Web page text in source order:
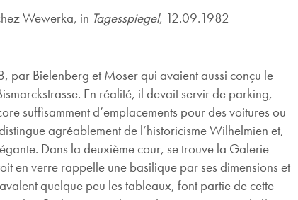
Wewerka, in Tagesspiegel, 12.09.1982
par Bielenberg et Moser qui avaient aussi conçu le
En réalité, il devait servir de parking,
suffisamment d’emplacements pour des voitures ou
agréablement de l’historicisme Wilhelmien et,
Dans la deuxième cour, se trouve la Galerie
en verre rappelle une basilique par ses dimensions et
quelque peu les tableaux, font partie de cette